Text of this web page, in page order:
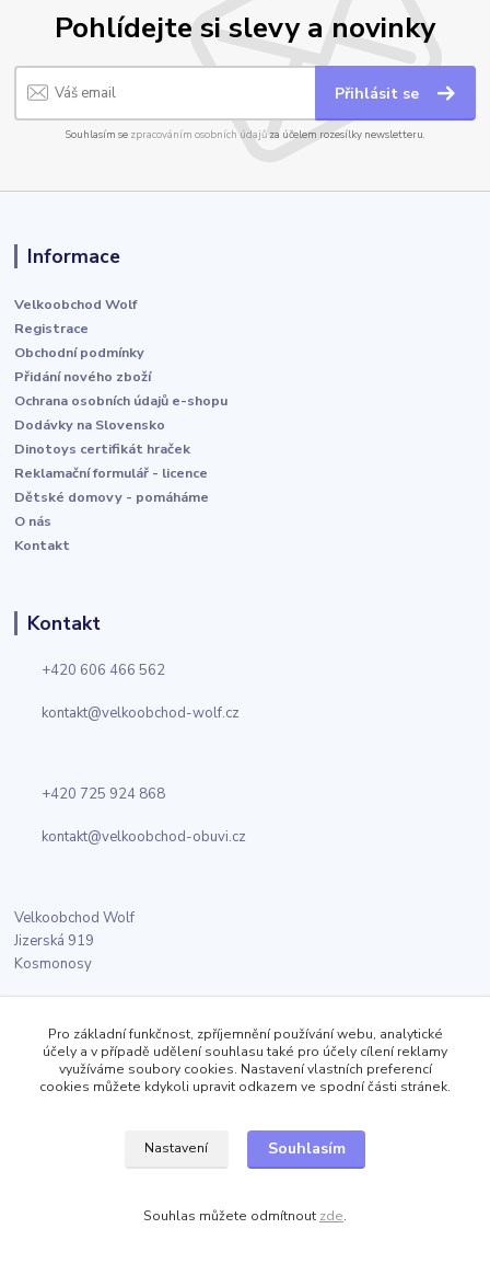
Pohlídejte si slevy a novinky
Přihlásit se
Souhlasím se zpracováním osobních údajůza účelem rozesílky newsletteru.
Informace
Velkoobchod Wolf
Registrace
Obchodní podmínky
Přidání nového zboží
Ochrana osobních údajů e-shopu
Dodávky na Slovensko
Dinotoys certifikát hraček
Reklamační formulář - licence
Dětské domovy - pomáháme
O nás
Kontakt
Kontakt
+420 606 466 562
kontakt@velkoobchod-wolf.cz
+420 725 924 868
kontakt@velkoobchod-obuvi.cz
Velkoobchod Wolf
Jizerská 919
Kosmonosy
Sledujte nás
Facebook
Twitter
Instagram
Pro základní funkčnost, zpříjemnění používání webu, analytické
účely a v případě udělení souhlasu také pro účely cílení reklamy
využíváme soubory cookies. Nastavení vlastních preferencí
cookies můžete kdykoli upravit odkazem ve spodní části stránek.
Nastavení Souhlasím
Souhlas můžete odmítnout zde.